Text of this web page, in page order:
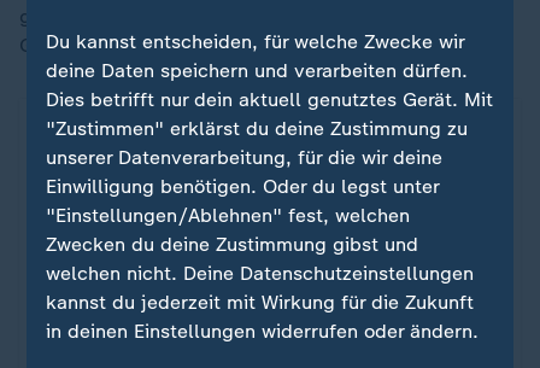
günstiger, was die Nachfrage verstärkt und den
Goldpreis stützt.
Du kannst entscheiden, für welche Zwecke wir
deine Daten speichern und verarbeiten dürfen.
Dies betrifft nur dein aktuell genutztes Gerät. Mit
"Zustimmen" erklärst du deine Zustimmung zu
unserer Datenverarbeitung, für die wir deine
Einwilligung benötigen. Oder du legst unter
"Einstellungen/Ablehnen" fest, welchen
Zwecken du deine Zustimmung gibst und
welchen nicht. Deine Datenschutzeinstellungen
kannst du jederzeit mit Wirkung für die Zukunft
in deinen Einstellungen widerrufen oder ändern.